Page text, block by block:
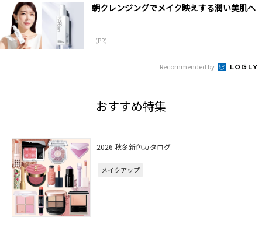
朝クレンジングでメイク映えする潤い美肌へ
（PR）
Recommended by
おすすめ特集
2026 秋冬新色カタログ
メイクアップ